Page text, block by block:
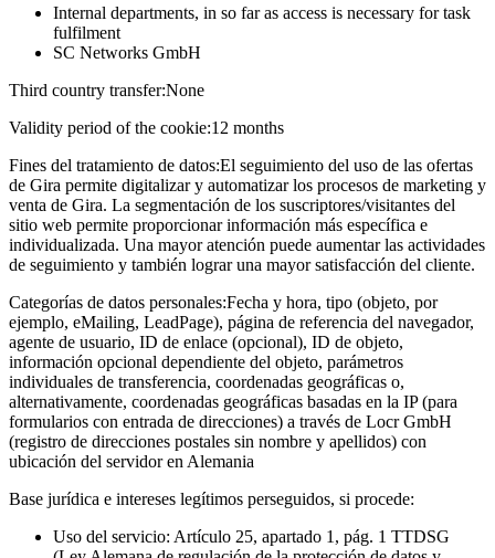
Internal departments, in so far as access is necessary for task
fulfilment
SC Networks GmbH
Third country transfer:None
Validity period of the cookie:12 months
Fines del tratamiento de datos:El seguimiento del uso de las ofertas
de Gira permite digitalizar y automatizar los procesos de marketing y
venta de Gira. La segmentación de los suscriptores/visitantes del
sitio web permite proporcionar información más específica e
individualizada. Una mayor atención puede aumentar las actividades
de seguimiento y también lograr una mayor satisfacción del cliente.
Categorías de datos personales:Fecha y hora, tipo (objeto, por
ejemplo, eMailing, LeadPage), página de referencia del navegador,
agente de usuario, ID de enlace (opcional), ID de objeto,
información opcional dependiente del objeto, parámetros
individuales de transferencia, coordenadas geográficas o,
alternativamente, coordenadas geográficas basadas en la IP (para
formularios con entrada de direcciones) a través de Locr GmbH
(registro de direcciones postales sin nombre y apellidos) con
ubicación del servidor en Alemania
Base jurídica e intereses legítimos perseguidos, si procede:
Uso del servicio: Artículo 25, apartado 1, pág. 1 TTDSG